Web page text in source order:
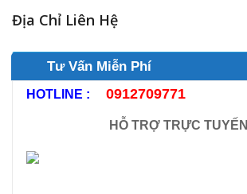
Địa Chỉ Liên Hệ
Tư Vấn Miễn Phí
HOTLINE : 0912709771
HỖ TRỢ TRỰC TUYẾN